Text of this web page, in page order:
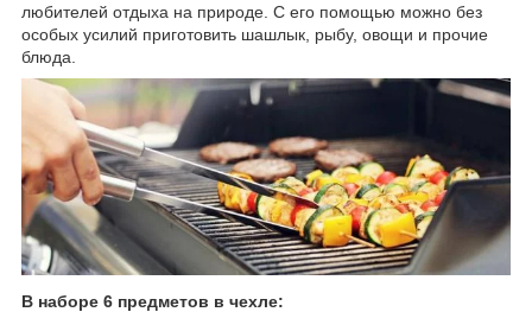
любителей отдыха на природе. С его помощью можно без
особых усилий приготовить шашлык, рыбу, овощи и прочие
блюда.
В наборе 6 предметов в чехле: